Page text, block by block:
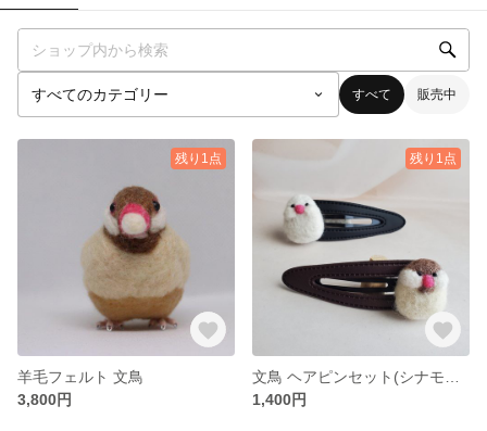
すべて 販売中
残り1点
羊毛フェルト 文鳥
3,800円
残り1点
1,400円